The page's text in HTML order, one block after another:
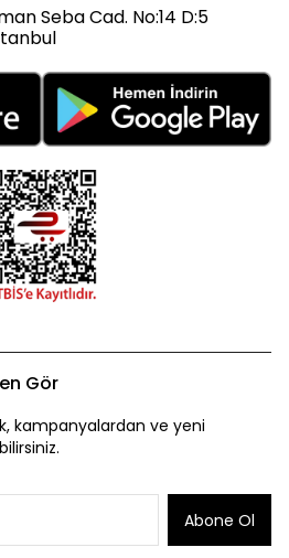
Seba Cad. No:14 D:5
Gör
kampanyalardan ve yeni
Abone Ol